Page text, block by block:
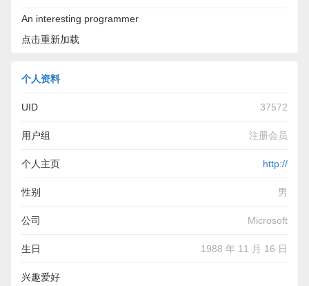
An interesting programmer
点击重新加载
个人资料
UID 37572
用户组 注册会员
个人主页 http://
性别 男
公司 Microsoft
生日 1988 年 11 月 16 日
兴趣爱好